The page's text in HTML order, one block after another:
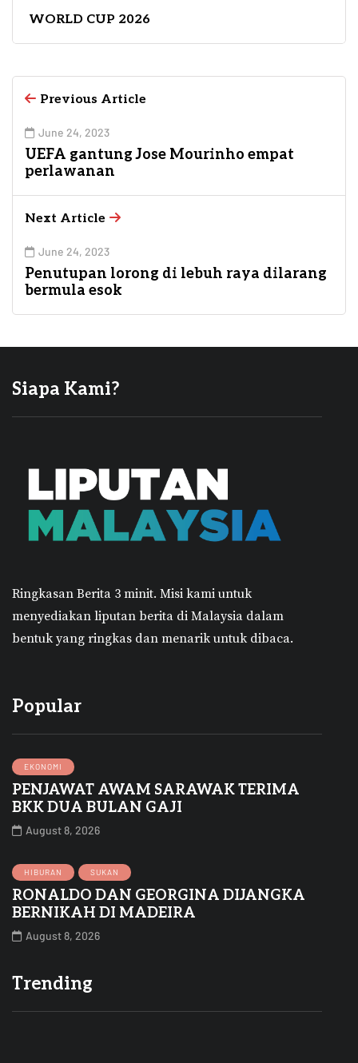
WORLD CUP 2026
Previous Article
June 24, 2023
UEFA gantung Jose Mourinho empat
perlawanan
Next Article
June 24, 2023
Penutupan lorong di lebuh raya dilarang
bermula esok
Siapa Kami?
Ringkasan Berita 3 minit. Misi kami untuk
menyediakan liputan berita di Malaysia dalam
bentuk yang ringkas dan menarik untuk dibaca.
Popular
EKONOMI
PENJAWAT AWAM SARAWAK TERIMA
BKK DUA BULAN GAJI
August 8, 2026
HIBURAN SUKAN
RONALDO DAN GEORGINA DIJANGKA
BERNIKAH DI MADEIRA
August 8, 2026
Trending